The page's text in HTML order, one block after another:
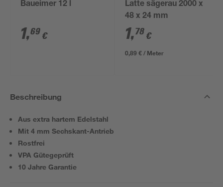
Baueimer 12 l
1,69 €
Latte sägerau 2000 x
48 x 24 mm
1,78 €
0,89 € / Meter
Beschreibung
Aus extra hartem Edelstahl
Mit 4 mm Sechskant-Antrieb
Rostfrei
VPA Gütegeprüft
10 Jahre Garantie